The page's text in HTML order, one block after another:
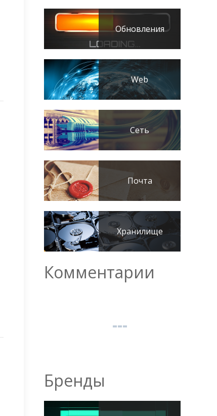
Обновления
Web
Сеть
Почта
Хранилище
Комментарии
Бренды